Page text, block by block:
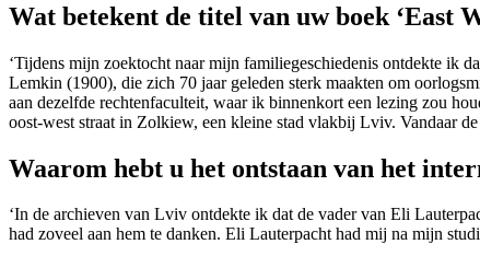
Wat betekent de titel van uw boek ‘East
‘Tijdens mijn zoektocht naar mijn familiegeschiedenis ontdekte ik
Lemkin (1900), die zich 70 jaar geleden sterk maakten om
aan dezelfde rechtenfaculteit, waar ik binnenkort een lezing zou
oost-west straat in Zolkiew, een kleine stad vlakbij Lviv. Vandaar
Waarom hebt u het ontstaan van het
‘In de archieven van Lviv ontdekte ik dat de vader van Eli
had zoveel aan hem te danken. Eli Lauterpacht had mij na mijn